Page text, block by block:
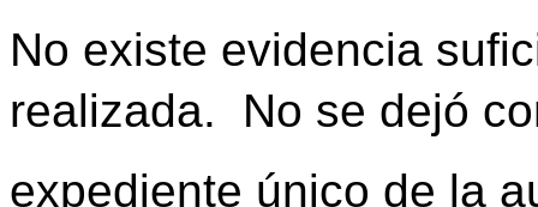
No existe evidencia
realizada.  No se dejó
expediente único de la